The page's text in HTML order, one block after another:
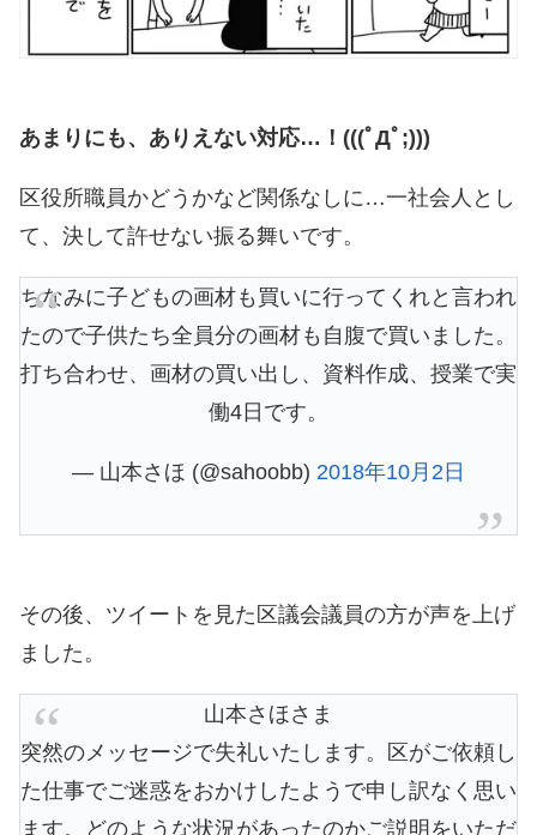
あまりにも、ありえない対応…！(((ﾟДﾟ;)))
区役所職員かどうかなど関係なしに…一社会人とし
て、決して許せない振る舞いです。
ちなみに子どもの画材も買いに行ってくれと言われ
たので子供たち全員分の画材も自腹で買いました。
打ち合わせ、画材の買い出し、資料作成、授業で実
働4日です。
— 山本さほ (@sahoobb) 2018年10月2日
その後、ツイートを見た区議会議員の方が声を上げ
ました。
山本さほさま
突然のメッセージで失礼いたします。区がご依頼し
た仕事でご迷惑をおかけしたようで申し訳なく思い
ます。どのような状況があったのかご説明をいただ